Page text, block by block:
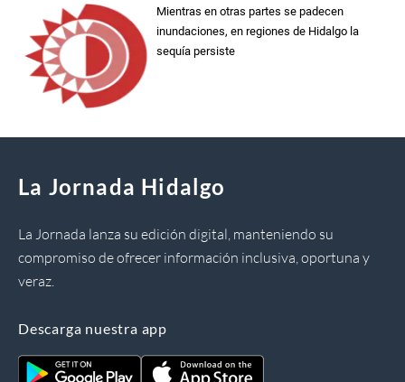
Mientras en otras partes se padecen
inundaciones, en regiones de Hidalgo la
sequía persiste
La Jornada Hidalgo
La Jornada lanza su edición digital, manteniendo su
compromiso de ofrecer información inclusiva, oportuna y
veraz.
Descarga nuestra app